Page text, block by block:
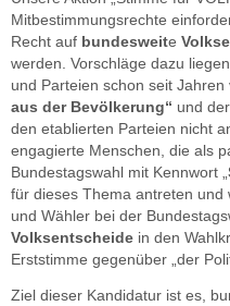
Mitbestimmungsrechte
Recht auf bundesweite
werden. Vorschläge dazu
und Parteien schon seit Jahren
aus der Bevölkerung“ und
den etablierten Parteien nicht
engagierte Menschen, die als
Bundestagswahl mit Kennwort „
für dieses Thema antreten und
und Wähler bei der
Volksentscheide in den
Erststimme gegenüber „der
Ziel dieser Kandidatur ist es,